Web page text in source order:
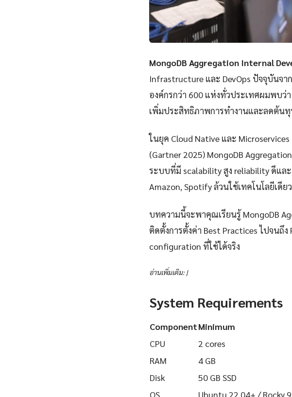
MongoDB Aggregation Internal
Infrastructure และ DevOps ปัจจุบันจ
องค์กรกว่า 600 แห่งทั่วประเทศผมพบว่
เพิ่มประสิทธิภาพการทำงานและลดต้น
ในยุค Cloud Native และ
(Gartner 2025) MongoDB
ระบบที่มี scalability สูง reliability ดีแล
Amazon, Spotify ล้วนใช้เทคโนโลยีเดีย
บทความนี้จะพาคุณเรียนรู้ MongoDB
ติดตั้งการตั้งค่า Best Practices ไปจนถึ
configuration ที่ใช้ได้จริง
อ่านเพิ่มเติม: |
System Requirements
ComponentMinimum
CPU
2 cores
RAM
4 GB
Disk
50 GB SSD
OS
Ubuntu 22.04+ / Rocky